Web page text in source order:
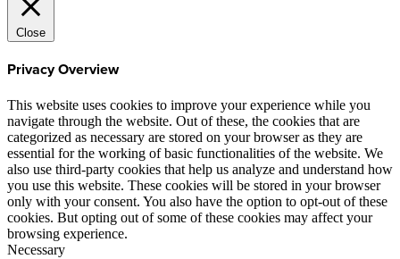
Close
Privacy Overview
This website uses cookies to improve your experience while you
navigate through the website. Out of these, the cookies that are
categorized as necessary are stored on your browser as they are
essential for the working of basic functionalities of the website. We
also use third-party cookies that help us analyze and understand how
you use this website. These cookies will be stored in your browser
only with your consent. You also have the option to opt-out of these
cookies. But opting out of some of these cookies may affect your
browsing experience.
Necessary